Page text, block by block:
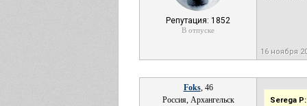
Репутация: 1852
В отпуске
16 ноября
Foks, 46
Россия, Архангельск
Serega P: